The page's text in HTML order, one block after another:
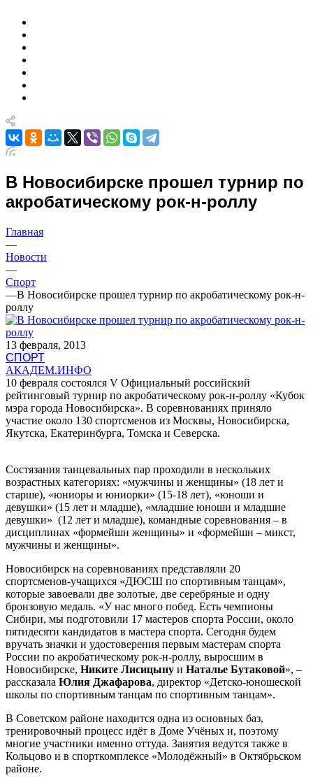
В Новосибирске прошел турнир по
акробатическому рок-н-роллу
Главная
—
Новости
—
Спорт
—В Новосибирске прошел турнир по акробатическому рок-н-
роллу
13 февраля, 2013
СПОРТ
АКАДЕМ.ИНФО
10 февраля состоялся V Официальный российский
рейтинговый турнир по акробатическому рок-н-роллу «Кубок
мэра города Новосибирска». В соревнованиях приняло
участие около 130 спортсменов из Москвы, Новосибирска,
Якутска, Екатеринбурга, Томска и Северска.
Состязания танцевальных пар проходили в нескольких
возрастных категориях: «мужчины и женщины» (18 лет и
старше), «юниоры и юниорки» (15-18 лет), «юноши и
девушки» (15 лет и младше), «младшие юноши и младшие
девушки» (12 лет и младше), командные соревнования – в
дисциплинах «формейшн женщины» и «формейшн – микст,
мужчины и женщины».
Новосибирск на соревнованиях представляли 20
спортсменов-учащихся «ДЮСШ по спортивным танцам»,
которые завоевали две золотые, две серебряные и одну
бронзовую медаль. «У нас много побед. Есть чемпионы
Сибири, мы подготовили 17 мастеров спорта России, около
пятидесяти кандидатов в мастера спорта. Сегодня будем
вручать значки и удостоверения первым мастерам спорта
России по акробатическому рок-н-роллу, выросшим в
Новосибирске, Никите Лисицыну и Наталье Бутаковой», –
рассказала Юлия Джафарова, директор «Детско-юношеской
школы по спортивным танцам по спортивным танцам».
В Советском районе находится одна из основных баз,
тренировочный процесс идёт в Доме Учёных и, поэтому
многие участники именно оттуда. Занятия ведутся также в
Кольцово и в спорткомплексе «Молодёжный» в Октябрьском
районе.